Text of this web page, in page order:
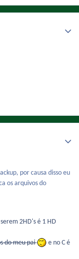
por causa disso eu
os arquivos do
2HD's é 1 HD
do meu pai
e no C é